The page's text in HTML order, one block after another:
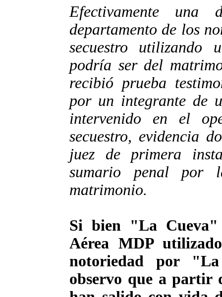
Efectivamente
departamento de los
secuestro
podría ser del
recibió prueba
por un integrante de
intervenido en el
secuestro, evidencia
juez de primera
sumario penal por
matrimonio.
Si bien "La Cueva"
Aérea MDP
notoriedad por
observo que a partir